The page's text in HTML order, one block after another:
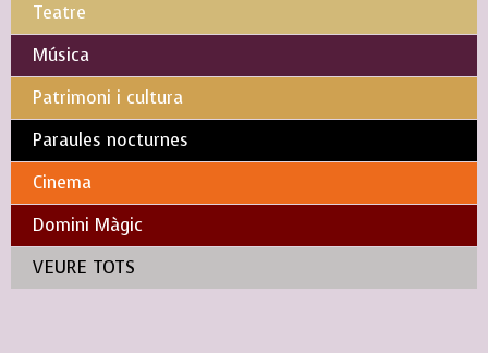
Teatre
Música
Patrimoni i cultura
Paraules nocturnes
Cinema
Domini Màgic
VEURE TOTS